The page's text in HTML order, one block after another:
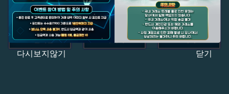
다시보지않기 닫기